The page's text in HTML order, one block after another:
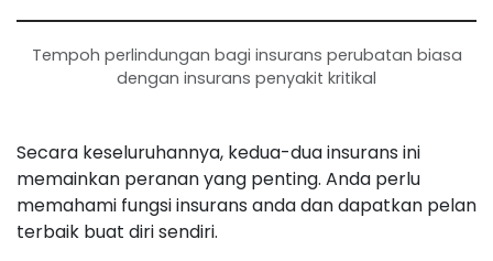
Tempoh perlindungan bagi insurans perubatan biasa
dengan insurans penyakit kritikal
Secara keseluruhannya, kedua-dua insurans ini
memainkan peranan yang penting. Anda perlu
memahami fungsi insurans anda dan dapatkan pelan
terbaik buat diri sendiri.